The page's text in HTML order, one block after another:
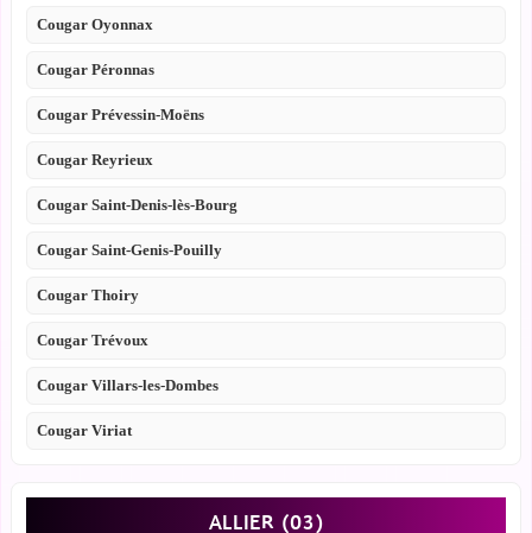
Cougar Oyonnax
Cougar Péronnas
Cougar Prévessin-Moëns
Cougar Reyrieux
Cougar Saint-Denis-lès-Bourg
Cougar Saint-Genis-Pouilly
Cougar Thoiry
Cougar Trévoux
Cougar Villars-les-Dombes
Cougar Viriat
ALLIER (03)